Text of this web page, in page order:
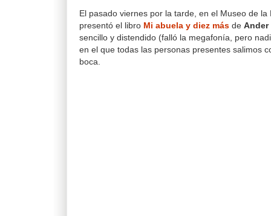
El pasado viernes por la tarde, en el Museo de la
presentó el libro Mi abuela y diez más de Ander
sencillo y distendido (falló la megafonía, pero
en el que todas las personas presentes salimos
boca.